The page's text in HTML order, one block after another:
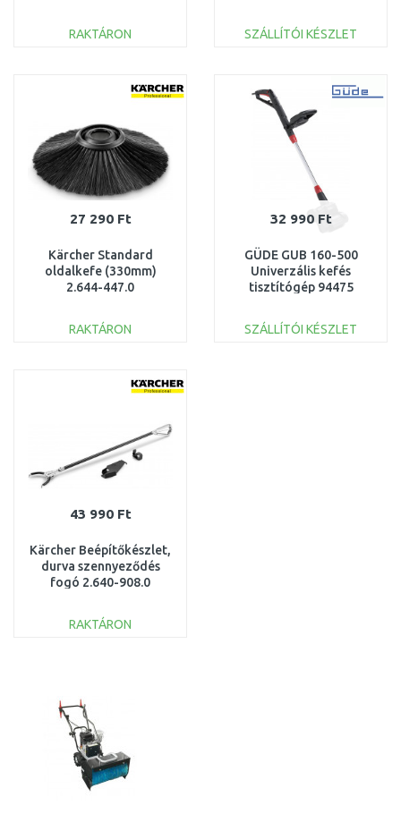
RAKTÁRON
Összehasonlítás
SZÁLLÍTÓI KÉSZLET
Összehasonlítás
27 290 Ft
Kärcher Standard
oldalkefe (330mm)
2.644-447.0
RAKTÁRON
Összehasonlítás
32 990 Ft
GÜDE GUB 160-500
Univerzális kefés
tisztítógép 94475
SZÁLLÍTÓI KÉSZLET
43 990 Ft
Kärcher Beépítőkészlet,
durva szennyeződés
fogó 2.640-908.0
RAKTÁRON